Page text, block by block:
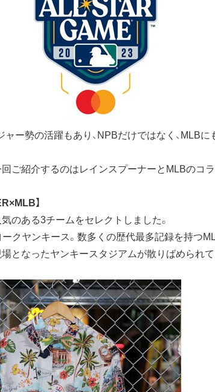
ー勢の活躍もあり、NPBだけではなく、MLB
ご紹介するのはレインスプーナーとMLBのコ
】
のある3チームをセレクトしました。
ークヤンキース。数多くの歴代最多記録を持つ
となったヤンキースタジアムが散りばめられて